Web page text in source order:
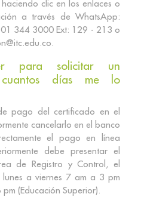
clic en los enlaces o
a través de WhatsApp:
344 3000 Ext: 129 - 213 o
para solicitar un
días me lo
pago del certificado en el
cancelarlo en el banco
el pago en línea
debe presentar el
de Registro y Control, el
a viernes 7 am a 3 pm
(Educación Superior).